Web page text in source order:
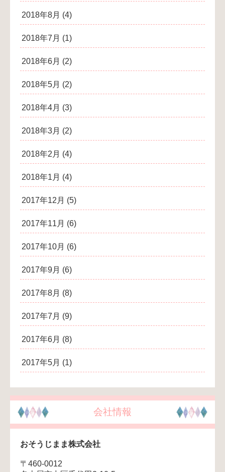
2018年8月 (4)
2018年7月 (1)
2018年6月 (2)
2018年5月 (2)
2018年4月 (3)
2018年3月 (2)
2018年2月 (4)
2018年1月 (4)
2017年12月 (5)
2017年11月 (6)
2017年10月 (6)
2017年9月 (6)
2017年8月 (8)
2017年7月 (9)
2017年6月 (8)
2017年5月 (1)
会社情報
おそうじまま株式会社
〒460-0012